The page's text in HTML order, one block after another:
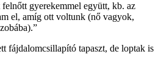
gyerekemmel együtt, kb. az
el, amíg ott voltunk (nő vagyok,
fájdalomcsillapító tapaszt, de loptak is